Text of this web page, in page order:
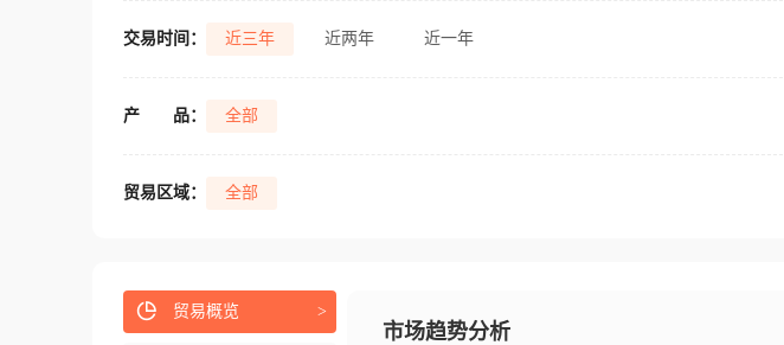
交易时间： 近三年 近两年 近一年
产 品： 全部
贸易区域： 全部
市场趋势分析
贸易概览 >